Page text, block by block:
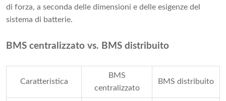
di forza, a seconda delle dimensioni e delle esigenze del
sistema di batterie.
BMS centralizzato vs. BMS distribuito
Caratteristica
BMS
centralizzato
BMS distribuito